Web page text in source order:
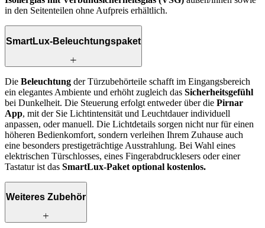
in den Seitenteilen ohne Aufpreis erhältlich.
SmartLux-Beleuchtungspaket
Die Beleuchtung der Türzubehörteile schafft im Eingangsbereich
ein elegantes Ambiente und erhöht zugleich das Sicherheitsgefühl
bei Dunkelheit. Die Steuerung erfolgt entweder über die Pirnar
App, mit der Sie Lichtintensität und Leuchtdauer individuell
anpassen, oder manuell. Die Lichtdetails sorgen nicht nur für einen
höheren Bedienkomfort, sondern verleihen Ihrem Zuhause auch
eine besonders prestigeträchtige Ausstrahlung. Bei Wahl eines
elektrischen Türschlosses, eines Fingerabdrucklesers oder einer
Tastatur ist das SmartLux‑Paket optional kostenlos.
Weiteres Zubehör